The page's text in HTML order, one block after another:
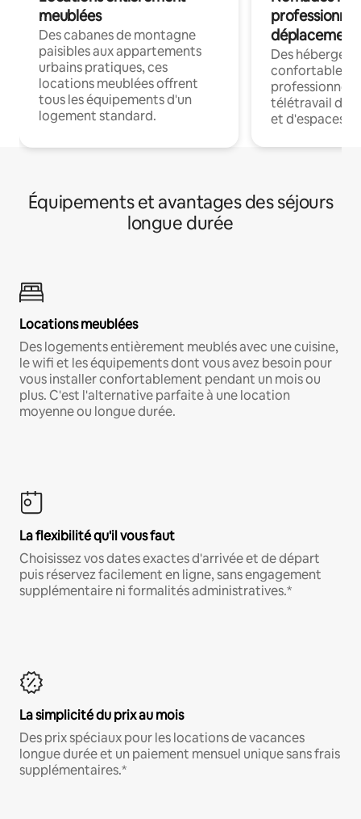
meublées
Des cabanes de montagne
paisibles aux appartements
urbains pratiques, ces
locations meublées offrent
tous les équipements d'un
logement standard.
déplacement
Des
confortables
professionnels
télétravail
et d'espaces
Équipements et avantages des séjours
longue durée
Locations meublées
Des logements entièrement meublés avec une cuisine,
le wifi et les équipements dont vous avez besoin pour
vous installer confortablement pendant un mois ou
plus. C'est l'alternative parfaite à une location
moyenne ou longue durée.
La flexibilité qu'il vous faut
Choisissez vos dates exactes d'arrivée et de départ
puis réservez facilement en ligne, sans engagement
supplémentaire ni formalités administratives.*
La simplicité du prix au mois
Des prix spéciaux pour les locations de vacances
longue durée et un paiement mensuel unique sans frais
supplémentaires.*